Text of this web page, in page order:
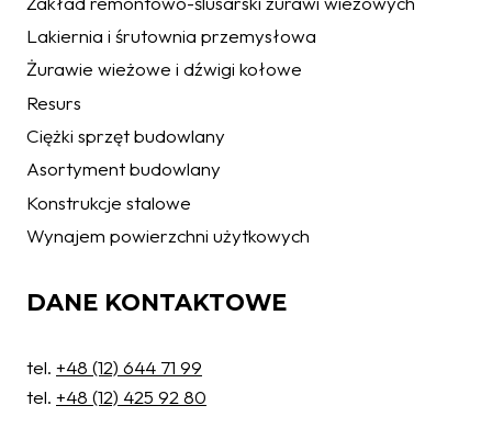
Lakiernia i śrutownia przemysłowa
Żurawie wieżowe i dźwigi kołowe
Resurs
Ciężki sprzęt budowlany
Asortyment budowlany
Konstrukcje stalowe
Wynajem powierzchni użytkowych
DANE KONTAKTOWE
tel. +48 (12) 644 71 99
tel. +48 (12) 425 92 80